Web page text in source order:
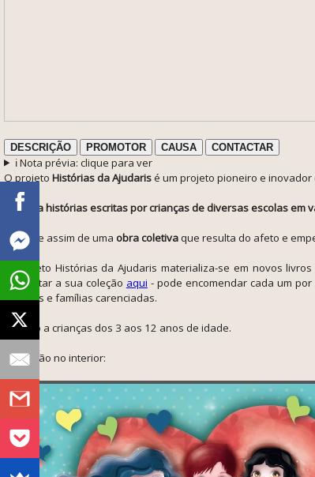
DESCRIÇÃO PROMOTOR CAUSA CONTACTAR
ℹ️ Nota prévia: clique para ver
O projeto Histórias da Ajudarisé um projeto pioneiro e inovador
Compila histórias escritas por crianças de diversas escolas
Trata-se assim de uma obra coletivaque resulta do afeto e
O projeto Histórias da Ajudaris materializa-se em novos
completar a sua coleção aqui - pode encomendar cada um
crianças e famílias carenciadas.
Dirigido a crianças dos 3 aos 12 anos de idade.
Ilustração no interior: